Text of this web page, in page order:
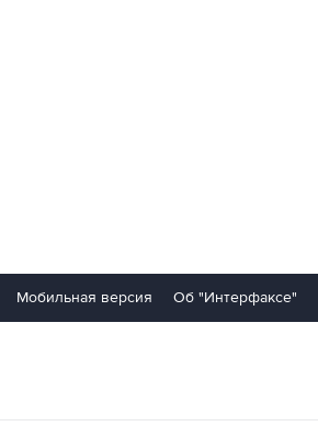
Мобильная версия Об "Интерфаксе"